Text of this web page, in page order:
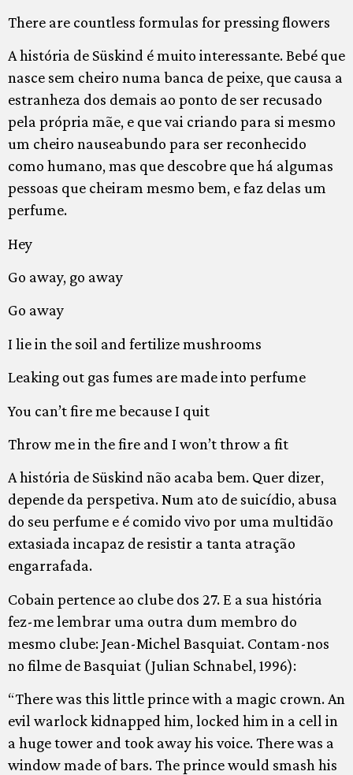
There are countless formulas for pressing flowers
A história de Süskind é muito interessante. Bebé que
nasce sem cheiro numa banca de peixe, que causa a
estranheza dos demais ao ponto de ser recusado
pela própria mãe, e que vai criando para si mesmo
um cheiro nauseabundo para ser reconhecido
como humano, mas que descobre que há algumas
pessoas que cheiram mesmo bem, e faz delas um
perfume.
Hey
Go away, go away
Go away
I lie in the soil and fertilize mushrooms
Leaking out gas fumes are made into perfume
You can’t fire me because I quit
Throw me in the fire and I won’t throw a fit
A história de Süskind não acaba bem. Quer dizer,
depende da perspetiva. Num ato de suicídio, abusa
do seu perfume e é comido vivo por uma multidão
extasiada incapaz de resistir a tanta atração
engarrafada.
Cobain pertence ao clube dos 27. E a sua história
fez-me lembrar uma outra dum membro do
mesmo clube: Jean-Michel Basquiat. Contam-nos
no filme de Basquiat (Julian Schnabel, 1996):
“There was this little prince with a magic crown. An
evil warlock kidnapped him, locked him in a cell in
a huge tower and took away his voice. There was a
window made of bars. The prince would smash his